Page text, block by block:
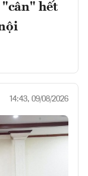
hết
14:43, 09/08/2026